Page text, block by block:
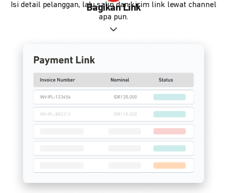
Bagikan Link
Isi detail pelanggan, lalu salin dan kirim link lewat channel
apa pun.